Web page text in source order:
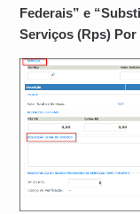
Federais” e “
Serviços (Rps) Por